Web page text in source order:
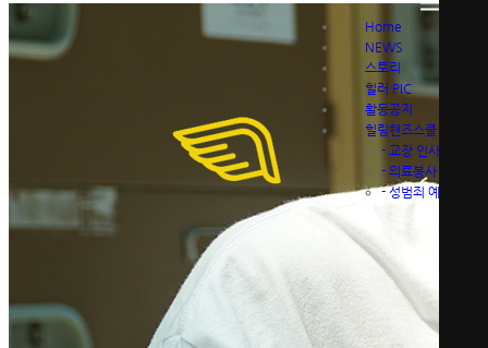
Home
NEWS
스토리
힐러 PIC
활동공지
힐링핸즈스쿨
- 교장 인사말
- 의료봉사 안내
-성범죄 예방 영상